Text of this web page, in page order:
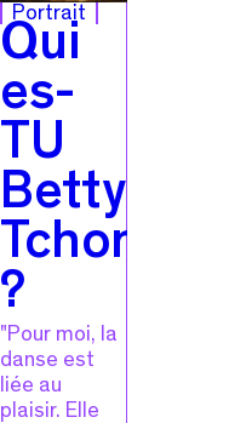
Portrait
Qui
es-
TU
Betty
Tchomanga
?
"Pour moi, la
danse est
liée au
plaisir. Elle